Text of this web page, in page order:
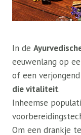
In de
eeuwenlang op
of een
die vitaliteit.
Inheemse
Om een drankje